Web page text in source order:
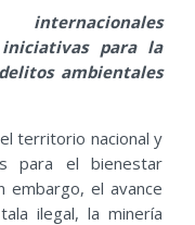
para la
ambientales
territorio nacional y
para el bienestar
embargo, el avance
ilegal, la minería